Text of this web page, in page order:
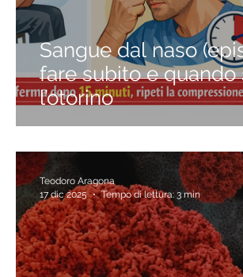
Sangue dal naso
fare subito e quando
l’otorino
Teodoro Aragona
17 dic 2025
Tempo di lettura: 3 min